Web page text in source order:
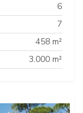
6
7
458 m²
3.000 m²